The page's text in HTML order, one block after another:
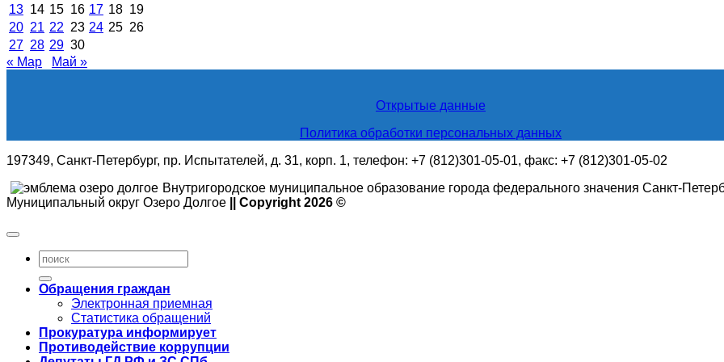
13 14 15 16 17 18 19
20 21 22 23 24 25 26
27 28 29 30
« Мар
Май »
Открытые данные
Политика обработки персональных данных
197349, Санкт-Петербург, пр. Испытателей, д. 31, корп. 1, телефон: +7 (812)301-05-01, факс: +7 (812)301-05-02
Внутригородское муниципальное образование города федерального значения Санкт-
Муниципальный округ Озеро Долгое
|| Copyright 2026 ©
Обращения граждан
Электронная приемная
Статистика обращений
Прокуратура информирует
Противодействие коррупции